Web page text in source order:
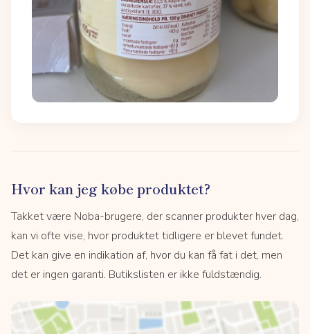
Hvor kan jeg købe produktet?
Takket være Noba-brugere, der scanner produkter hver dag,
kan vi ofte vise, hvor produktet tidligere er blevet fundet.
Det kan give en indikation af, hvor du kan få fat i det, men
det er ingen garanti. Butikslisten er ikke fuldstændig.